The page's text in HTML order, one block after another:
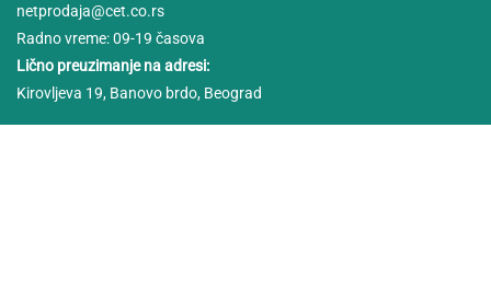
netprodaja@cet.co.rs
Radno vreme: 09-19 časova
Lično preuzimanje na adresi:
Kirovljeva 19, Banovo brdo, Beograd